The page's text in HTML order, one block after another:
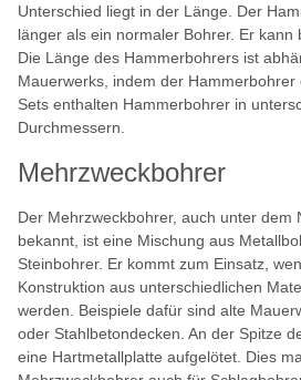
Unterschied liegt in der Länge. Der
länger als ein normaler Bohrer. Er kann
Die Länge des Hammerbohrers ist
Mauerwerks, indem der
Sets enthalten Hammerbohrer in
Durchmessern.
Mehrzweckbohrer
Der Mehrzweckbohrer, auch unter dem
bekannt, ist eine Mischung aus
Steinbohrer. Er kommt zum Einsatz,
Konstruktion aus unterschiedlichen
werden. Beispiele dafür sind alte
oder Stahlbetondecken. An der Spitze
eine Hartmetallplatte aufgelötet. Dies